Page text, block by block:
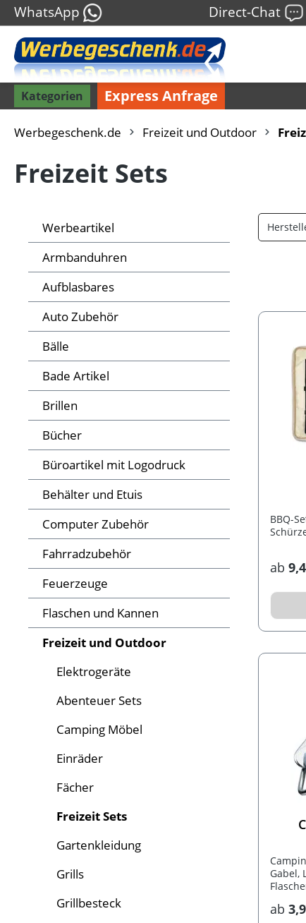
WhatsApp Direct-Chat
Kategorien Express Anfrage
Werbegeschenk.de Freizeit und Outdoor
Freizeit Sets
Werbeartikel
Armbanduhren
Aufblasbares
Auto Zubehör
Bälle
Bade Artikel
Brillen
Bücher
Büroartikel mit Logodruck
Behälter und Etuis
Computer Zubehör
Fahrradzubehör
Feuerzeuge
Flaschen und Kannen
Freizeit und Outdoor
Elektrogeräte
Abenteuer Sets
Camping Möbel
Einräder
Fächer
Freizeit Sets
Gartenkleidung
Grills
Grillbesteck
BBQ-
ab
Gabel,
ab